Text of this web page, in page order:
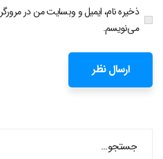
ذخیره نام، ایمیل و وبسایت من در
می‌نویسم.